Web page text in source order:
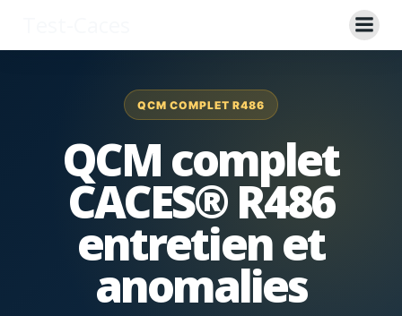
contenu
QCM COMPLET R486
QCM complet
CACES® R486
entretien et
anomalies